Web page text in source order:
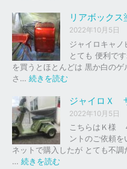
、
買
取
を
は
ま
し
た
。
ッ
ド
ッ
ド
イ
ロ
キ
ャ
ノ
ピ
ー
ザ
ク
仕
様
リアボックス
2022年10月5日
ジャイロキャノ
とても 便利で
を買うとほとんどは 黒か白の
さ… 続きを読む
ア
ボ
ッ
ク
ス
ジャイロＸ
2022年10月5日
こちらはＫ様
ントのご依頼
ネットで購入したが とても不調
… 続きを読む